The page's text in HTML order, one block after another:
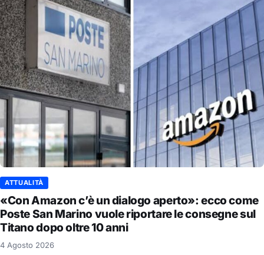
ATTUALITÀ
«Con Amazon c’è un dialogo aperto»: ecco come
Poste San Marino vuole riportare le consegne sul
Titano dopo oltre 10 anni
4 Agosto 2026